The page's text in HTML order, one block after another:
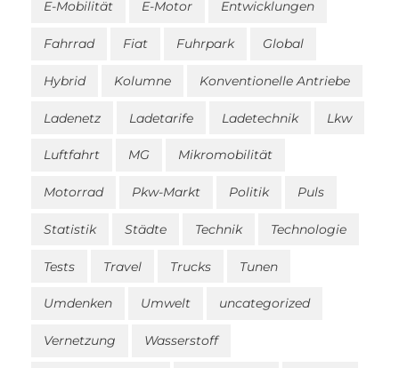
E-Mobilität E-Motor Entwicklungen
Fahrrad Fiat Fuhrpark Global
Hybrid Kolumne Konventionelle Antriebe
Ladenetz Ladetarife Ladetechnik Lkw
Luftfahrt MG Mikromobilität
Motorrad Pkw-Markt Politik Puls
Statistik Städte Technik Technologie
Tests Travel Trucks Tunen
Umdenken Umwelt uncategorized
Vernetzung Wasserstoff